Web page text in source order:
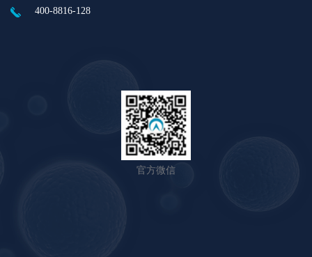
400-8816-128
官方微信